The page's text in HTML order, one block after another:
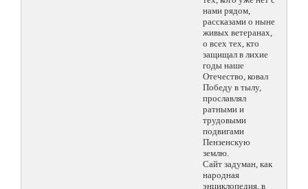
нами рядом,
рассказами о ныне
живых ветеранах,
о всех тех, кто
защищал в лихие
годы наше
Отечество, ковал
Победу в тылу,
прославлял
ратными и
трудовыми
подвигами
Пензенскую
землю.
Сайт задуман, как
народная
энциклопедия, в